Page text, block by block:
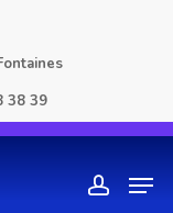
38 39